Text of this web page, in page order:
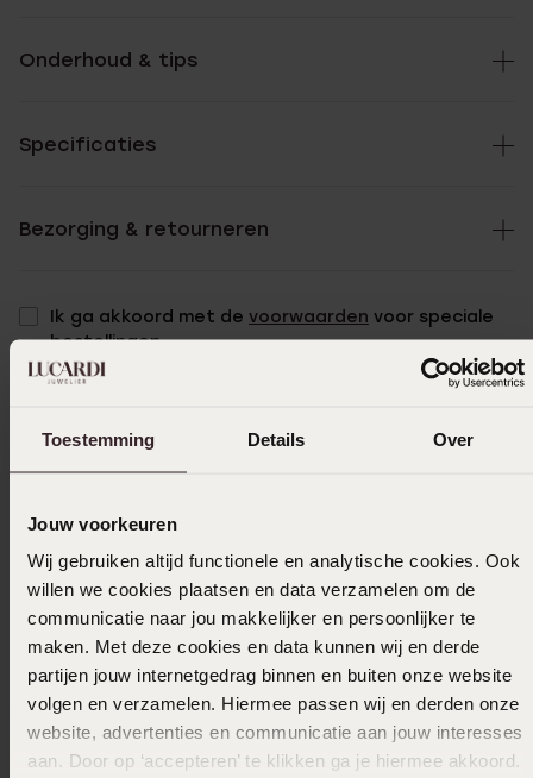
Toestemming Details Over
Jouw voorkeuren
Wij gebruiken altijd functionele en analytische cookies. Ook
willen we cookies plaatsen en data verzamelen om de
communicatie naar jou makkelijker en persoonlijker te
maken. Met deze cookies en data kunnen wij en derde
partijen jouw internetgedrag binnen en buiten onze website
volgen en verzamelen. Hiermee passen wij en derden onze
website, advertenties en communicatie aan jouw interesses
aan. Door op ‘accepteren’ te klikken ga je hiermee akkoord.
Onderhoud & tips
Specificaties
Bezorging & retourneren
Ik ga akkoord met de voorwaarden voor speciale
bestellingen
Ook leuk voor jou